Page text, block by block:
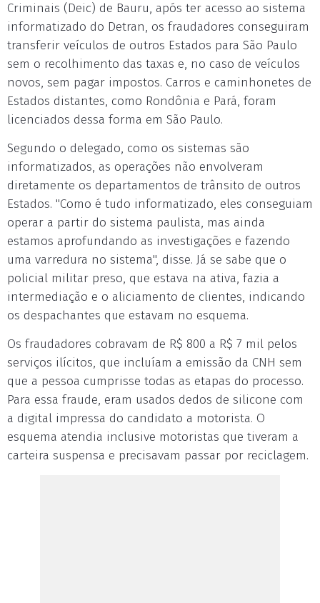
Criminais (Deic) de Bauru, após ter acesso ao sistema
informatizado do Detran, os fraudadores conseguiram
transferir veículos de outros Estados para São Paulo
sem o recolhimento das taxas e, no caso de veículos
novos, sem pagar impostos. Carros e caminhonetes de
Estados distantes, como Rondônia e Pará, foram
licenciados dessa forma em São Paulo.
Segundo o delegado, como os sistemas são
informatizados, as operações não envolveram
diretamente os departamentos de trânsito de outros
Estados. "Como é tudo informatizado, eles conseguiam
operar a partir do sistema paulista, mas ainda
estamos aprofundando as investigações e fazendo
uma varredura no sistema", disse. Já se sabe que o
policial militar preso, que estava na ativa, fazia a
intermediação e o aliciamento de clientes, indicando
os despachantes que estavam no esquema.
Os fraudadores cobravam de R$ 800 a R$ 7 mil pelos
serviços ilícitos, que incluíam a emissão da CNH sem
que a pessoa cumprisse todas as etapas do processo.
Para essa fraude, eram usados dedos de silicone com
a digital impressa do candidato a motorista. O
esquema atendia inclusive motoristas que tiveram a
carteira suspensa e precisavam passar por reciclagem.